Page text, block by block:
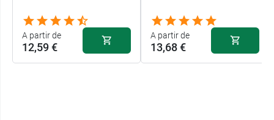
A partir de
12,59 €
A partir de
13,68 €